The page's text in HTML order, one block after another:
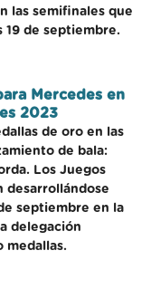
las semifinales que
19 de septiembre.
Mercedes en
2023
de oro en las
de bala:
Los Juegos
desarrollándose
septiembre en la
delegación
medallas.